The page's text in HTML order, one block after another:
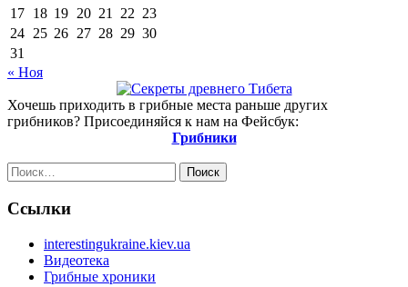
17 18 19 20 21 22 23
24 25 26 27 28 29 30
31
« Ноя
Хочешь приходить в грибные места раньше других
грибников? Присоединяйся к нам на Фейсбук:
Грибники
Найти:
Ссылки
interestingukraine.kiev.ua
Видеотека
Грибные хроники